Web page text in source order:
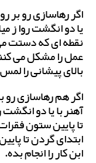
اگر رهاسازی رو بر
یا دو انگشت روا ز
نقطه ای که دستت
عمل را مشکل می
بالای پیشانی را
اگر هم رهاسازی
آهنربا یا دو
تا پایین ستون
ابتدای گردن تا
ابن کار را انجام بده.